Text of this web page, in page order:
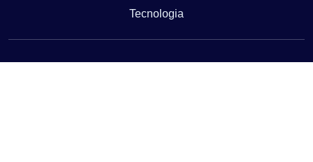
Tecnologia